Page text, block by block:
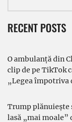
RECENT POSTS
O ambulanță din
clip de pe TikTok
„Legea
Trump plănuiește
lasă „mai moale”